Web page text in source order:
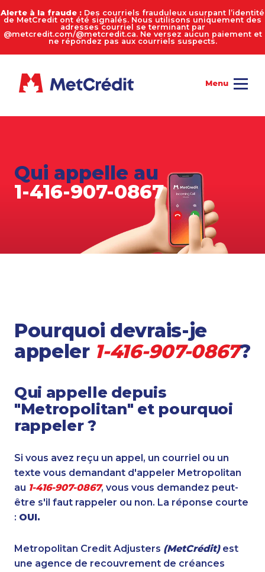
Alerte à la fraude : Des courriels frauduleux usurpant l’identité
de MetCredit ont été signalés. Nous utilisons uniquement des
adresses courriel se terminant par
@metcredit.com/@metcredit.ca. Ne versez aucun paiement et
ne répondez pas aux courriels suspects.
Qui appelle au
1-416-907-0867
Pourquoi devrais-je
appeler 1-416-907-0867?
Qui appelle depuis
"Metropolitan" et pourquoi
rappeler ?
Si vous avez reçu un appel, un courriel ou un
texte vous demandant d'appeler Metropolitan
au 1-416-907-0867, vous vous demandez peut-
être s'il faut rappeler ou non. La réponse courte
: OUI.
Metropolitan Credit Adjusters (MetCrédit)est
une agence de recouvrement de créances